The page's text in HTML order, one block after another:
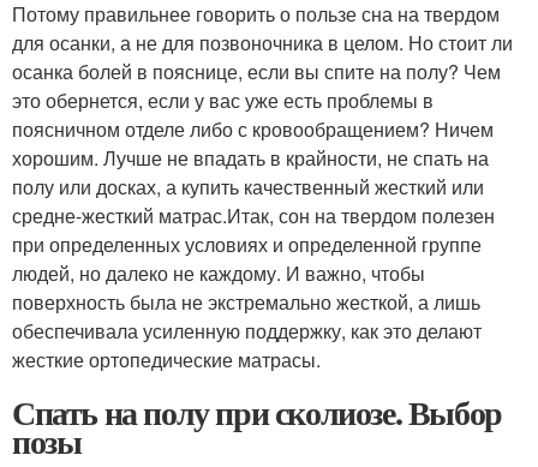
Потому правильнее говорить о пользе сна на твердом
для осанки, а не для позвоночника в целом. Но стоит ли
осанка болей в пояснице, если вы спите на полу? Чем
это обернется, если у вас уже есть проблемы в
поясничном отделе либо с кровообращением? Ничем
хорошим. Лучше не впадать в крайности, не спать на
полу или досках, а купить качественный жесткий или
средне-жесткий матрас.Итак, сон на твердом полезен
при определенных условиях и определенной группе
людей, но далеко не каждому. И важно, чтобы
поверхность была не экстремально жесткой, а лишь
обеспечивала усиленную поддержку, как это делают
жесткие ортопедические матрасы.
Спать на полу при сколиозе. Выбор
позы